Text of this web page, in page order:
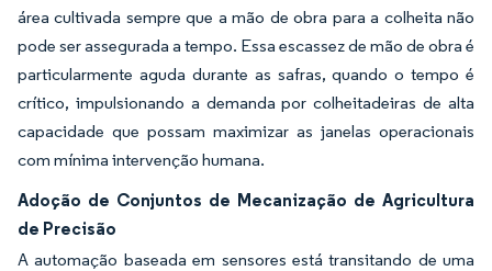
área cultivada sempre que a mão de obra para a colheita não
pode ser assegurada a tempo. Essa escassez de mão de obra é
particularmente aguda durante as safras, quando o tempo é
crítico, impulsionando a demanda por colheitadeiras de alta
capacidade que possam maximizar as janelas operacionais
com mínima intervenção humana.
Adoção de Conjuntos de Mecanização de Agricultura
de Precisão
A automação baseada em sensores está transitando de uma